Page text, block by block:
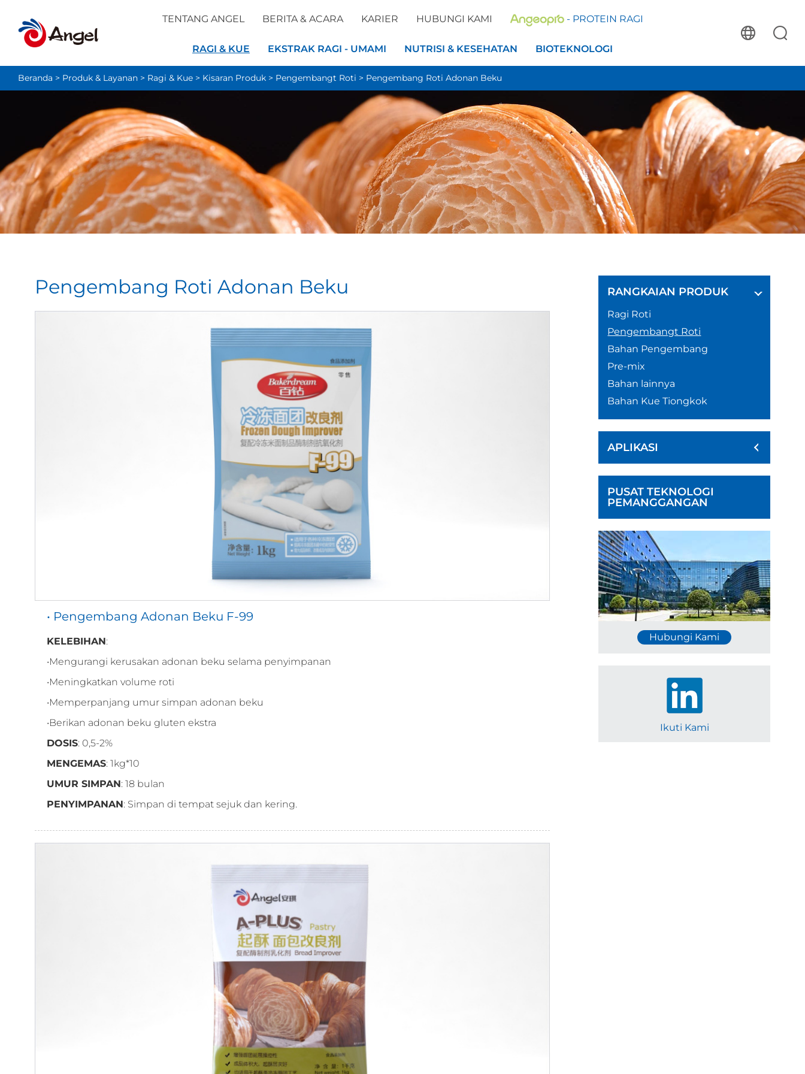
TENTANG ANGEL BERITA & ACARA KARIER HUBUNGI KAMI - PROTEIN RAGI
RAGI & KUE EKSTRAK RAGI - UMAMI NUTRISI & KESEHATAN BIOTEKNOLOGI
Beranda > Produk & Layanan > Ragi & Kue > Kisaran Produk > Pengembangt Roti > Pengembang Roti Adonan Beku
Pengembang Roti Adonan Beku
• Pengembang Adonan Beku F-99
KELEBIHAN:
•Mengurangi kerusakan adonan beku selama penyimpanan
•Meningkatkan volume roti
•Memperpanjang umur simpan adonan beku
•Berikan adonan beku gluten ekstra
DOSIS: 0,5-2%
MENGEMAS: 1kg*10
UMUR SIMPAN: 18 bulan
PENYIMPANAN: Simpan di tempat sejuk dan kering.
RANGKAIAN PRODUK
Ragi Roti
Pengembangt Roti
Bahan Pengembang
Pre-mix
Bahan lainnya
Bahan Kue Tiongkok
APLIKASI
PUSAT TEKNOLOGI
PEMANGGANGAN
Hubungi Kami
Ikuti Kami